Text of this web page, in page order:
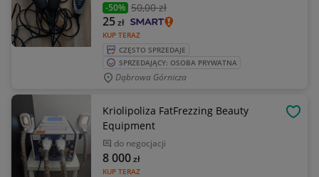
-50% 50,00 zł
KUP TERAZ
25zł
CZĘSTO SPRZEDAJE
SPRZEDAJĄCY: OSOBA PRYWATNA
Dąbrowa Górnicza
Kriolipoliza FatFrezzing Beauty
Equipment
do negocjacji
KUP TERAZ
8 000zł